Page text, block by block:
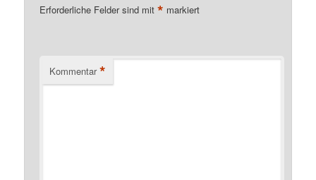
Erforderliche Felder sind mit* markiert
Kommentar *